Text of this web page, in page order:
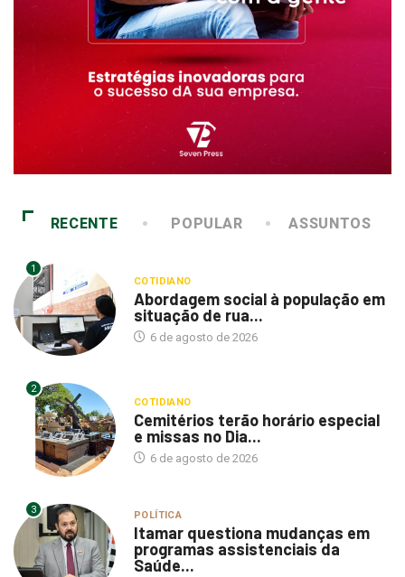
RECENTE POPULAR ASSUNTOS
1
COTIDIANO
Abordagem social à população em
situação de rua...
6 de agosto de 2026
2
COTIDIANO
Cemitérios terão horário especial
e missas no Dia...
6 de agosto de 2026
3 POLÍTICA
Itamar questiona mudanças em
programas assistenciais da
Saúde...